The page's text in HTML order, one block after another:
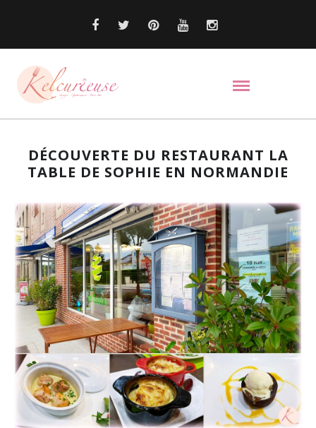
DÉCOUVERTE DU RESTAURANT LA
TABLE DE SOPHIE EN NORMANDIE